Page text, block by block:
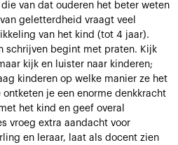
van dat ouderen het beter weten
geletterdheid vraagt veel
van het kind (tot 4 jaar).
schrijven begint met praten. Kijk
kijk en luister naar kinderen;
kinderen op welke manier ze het
je een enorme denkkracht
het kind en geef overal
vroeg extra aandacht voor
en leraar, laat als docent zien